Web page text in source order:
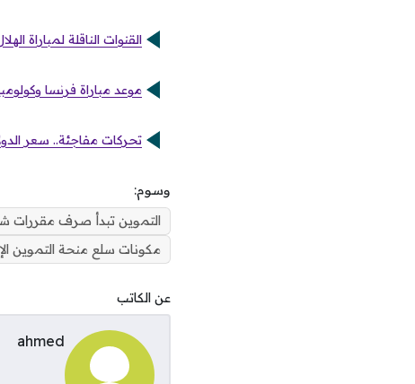
القنوات الناقلة لمباراة
موعد مباراة فرنسا
تحركات مفاجئة.. سعر
وسوم:
التموين تبدأ صرف مقررات شهر
مكونات سلع منحة التموين
عن الكاتب
ahmed